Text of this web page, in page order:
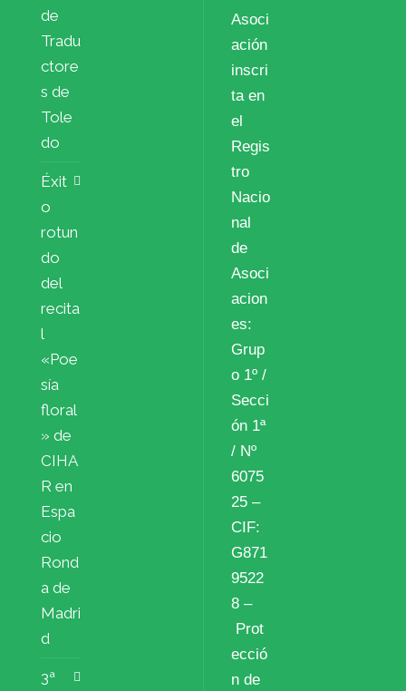
de
Tradu
ctore
s de
Tole
do
Éxit
o
rotun
do
del
recita
l
«Poe
sía
floral
» de
CIHA
R en
Espa
cio
Rond
a de
Madri
d
3ª
Asoci
ación
inscri
ta en
el
Regis
tro
Nacio
nal
de
Asoci
acion
es:
Grup
o 1º /
Secci
ón 1ª
/ Nº
6075
25 –
CIF:
G871
9522
8 –
Prot
ecció
n de